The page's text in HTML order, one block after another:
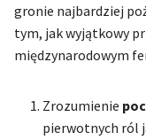
gronie najbardziej
tym, jak wyjątkowy
międzynarodowym
Zrozumienie
pierwotnych ról